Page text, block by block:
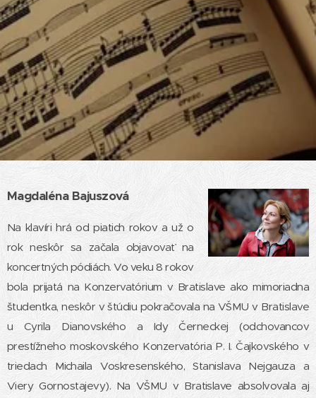
Magdaléna Bajuszová
Na klavíri hrá od piatich rokov a už o
rok neskôr sa začala objavovať na
koncertných pódiách. Vo veku 8 rokov
bola prijatá na Konzervatórium v Bratislave ako mimoriadna
študentka, neskôr v štúdiu pokračovala na VŠMU v Bratislave
u Cyrila Dianovského a Idy Černeckej (odchovancov
prestížneho moskovského Konzervatória P. I. Čajkovského v
triedach Michaila Voskresenského, Stanislava Nejgauza a
Viery Gornostajevy). Na VŠMU v Bratislave absolvovala aj